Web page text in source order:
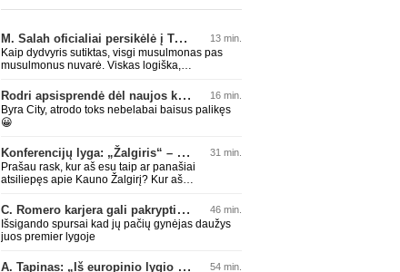
M. Salah oficialiai persikėlė į Turkijos ekipą „Trabzonspor“ 13 min.
Kaip dydvyris sutiktas, visgi musulmonas pas
musulmonus nuvarė. Viskas logiška,
Rodri apsisprendė dėl naujos komandos 16 min.
Byra City, atrodo toks nebelabai baisus palikęs
😀
Konferencijų lyga: „Žalgiris“ – „Hajduk“ (rungtynės tiesiogiai) 31 min.
Prašau rask, kur aš esu taip ar panašiai
atsiliepęs apie Kauno Žalgirį? Kur aš
kur esu jį "spyriu" pavadinęs? Niekur, tai
neskleisk erezijų.
C. Romero karjera gali pakrypti į Ispaniją 46 min.
Išsigando spursai kad jų pačių gynėjas daužys
juos premier lygoje
A. Tapinas: „Iš europinio lygio komandos gavom gerų pamokų“ 54 min.